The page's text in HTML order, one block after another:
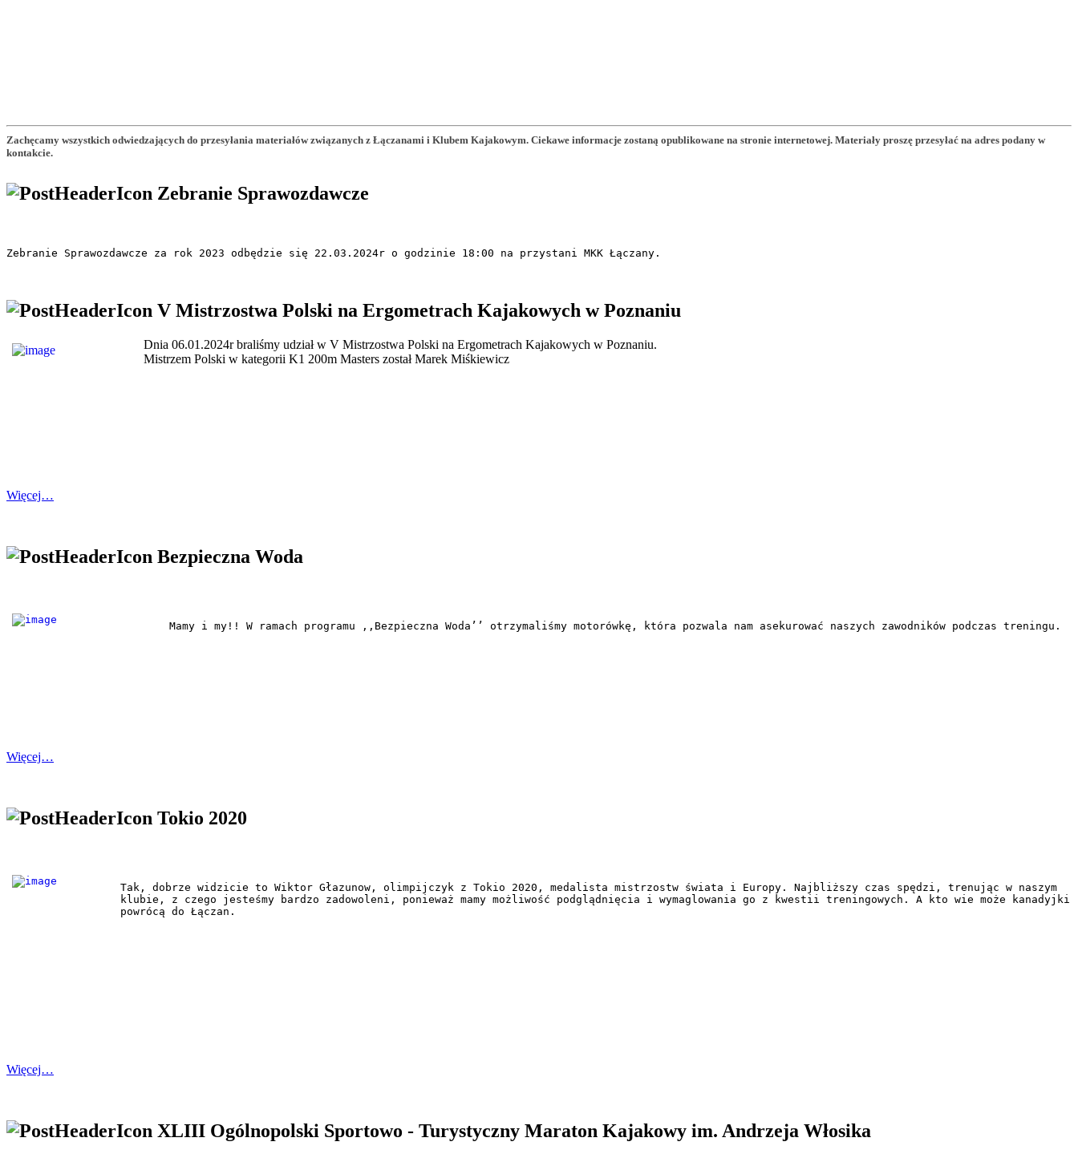
Zachęcamy wszystkich odwiedzających do przesyłania materiałów związanych z Łączanami i Klubem Kajakowym. Ciekawe informacje zostaną opublikowane na stronie internetowej. Materiały proszę przesyłać na adres podany w
kontakcie.
Zebranie Sprawozdawcze
Zebranie Sprawozdawcze za rok 2023 odbędzie się 22.03.2024r o godzinie 18:00 na przystani MKK Łączany.
V Mistrzostwa Polski na Ergometrach Kajakowych w Poznaniu
Dnia 06.01.2024r braliśmy udział w V Mistrzostwa Polski na Ergometrach Kajakowych w Poznaniu.
Mistrzem Polski w kategorii K1 200m Masters został Marek Miśkiewicz
Więcej…
Bezpieczna Woda
Mamy i my!! W ramach programu ,,Bezpieczna Woda’’ otrzymaliśmy motorówkę, która pozwala nam asekurować naszych zawodników podczas treningu.
Więcej…
Tokio 2020
Tak, dobrze widzicie to Wiktor Głazunow, olimpijczyk z Tokio 2020, medalista mistrzostw świata i Europy. Najbliższy czas spędzi, trenując w naszym
klubie, z czego jesteśmy bardzo zadowoleni, ponieważ mamy możliwość podglądnięcia i wymaglowania go z kwestii treningowych. A kto wie może kanadyjki
powrócą do Łączan.
Więcej…
XLIII Ogólnopolski Sportowo - Turystyczny Maraton Kajakowy im. Andrzeja Włosika